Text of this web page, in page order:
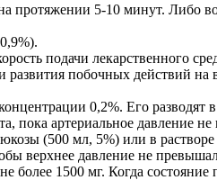
протяжении 5-10 минут. Либо
подачи лекарственного
развития побочных действий на
0,2%. Его разводят
пока артериальное давление не
(500 мл, 5%) или в
верхнее давление не
1500 мг. Когда